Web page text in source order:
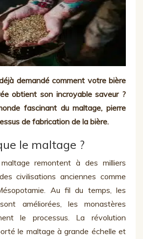
demandé comment votre bière
obtient son incroyable saveur ?
fascinant du maltage, pierre
de fabrication de la bière.
le maltage ?
remontent à des milliers
civilisations anciennes comme
Au fil du temps, les
améliorées, les monastères
le processus. La révolution
le maltage à grande échelle et